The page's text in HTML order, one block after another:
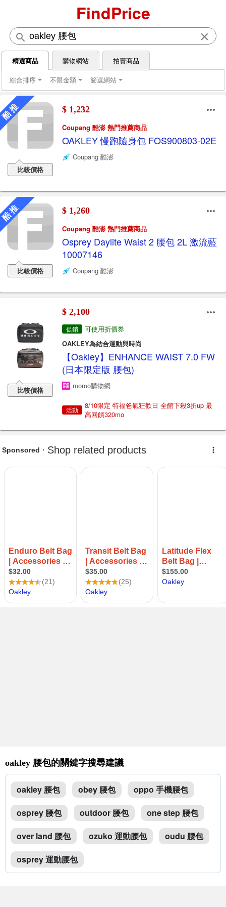
FindPrice
×
精選商品 購物網站
拍賣商品
綜合排序
不限金額 篩選網站
推
比較價格
$ 1,232
Coupang 酷澎 熱門推薦商品
OAKLEY 慢跑隨身包 FOS900803-02E
Coupang 酷澎
推
比較價格
$ 1,260
Coupang 酷澎 熱門推薦商品
Osprey Daylite Waist 2 腰包 2L 激流藍
10007146
Coupang 酷澎
比較價格
$ 2,100
促銷
可使用折價券
OAKLEY為結合運動與時尚
【Oakley】ENHANCE WAIST 7.0 FW
(日本限定版 腰包)
momo購物網
活動
8/10限定 特福爸氣狂歡日 全館下殺3折up 最
高回饋320mo
oakley 腰包的關鍵字搜尋建議
oakley 腰包 obey 腰包
oppo 手機腰包
osprey 腰包
outdoor 腰包
one step 腰包
over land 腰包
ozuko 運動腰包
oudu 腰包
osprey 運動腰包